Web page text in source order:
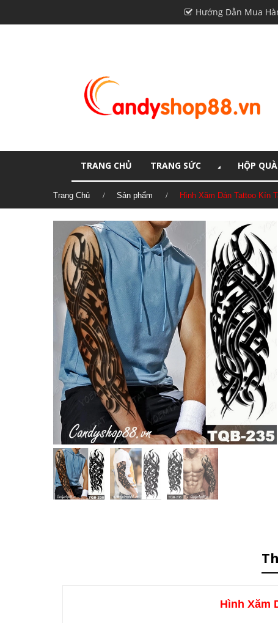
Hướng Dẫn Mua
TRANG CHỦ TRANG SỨC HỘP
Trang Chủ Sản phẩm Hình Xăm Dán Tattoo Kín
Hình Xăm